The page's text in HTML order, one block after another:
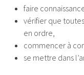
faire
vérifier que
en ordre,
commencer à
se mettre dans